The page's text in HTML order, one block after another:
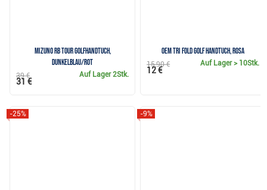
Mizuno RB Tour Golfhandtuch,
dunkelblau/rot
Auf Lager2Stk.
39 €
31 €
OEM Tri Fold Golf Handtuch, rosa
Auf Lager> 10Stk.
15,90 €
12 €
-25% -9%